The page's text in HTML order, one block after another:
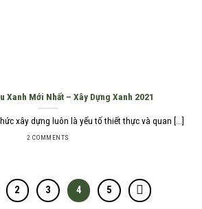
Xanh Mới Nhất – Xây Dựng Xanh 2021
xây dựng luôn là yếu tố thiết thực và quan [...]
2 COMMENTS
2 3 4 5